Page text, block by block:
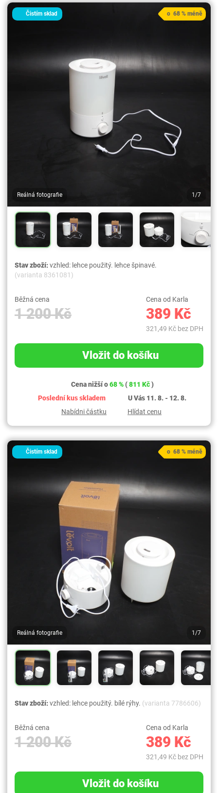
Čistím sklad
Reálná fotografie 1/7
o 68 % méně
Stav zboží:vzhled: lehce použitý. lehce špinavé.
(varianta 8361081)
Běžná cena
1 200 Kč
Cena od Karla
389 Kč
321,49 Kč bez DPH
Vložit do košíku
Cena nižší o68 %(811 Kč)
Poslední kus skladem
U Vás 11. 8. - 12. 8.
Nabídni částku
Hlídat cenu
Čistím sklad
Reálná fotografie 1/7
o 68 % méně
Stav zboží:vzhled: lehce použitý. bílé rýhy. (varianta 7786606)
Běžná cena
1 200 Kč
Cena od Karla
389 Kč
321,49 Kč bez DPH
Vložit do košíku